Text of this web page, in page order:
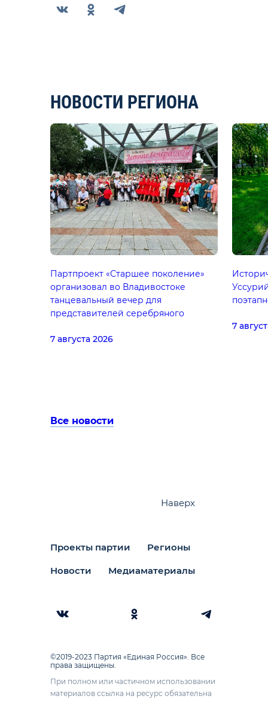
НОВОСТИ РЕГИОНА
Партпроект «Старшее поколение»
организовал во Владивостоке
танцевальный вечер для
представителей серебряного
7 августа 2026
7
Все новости
Проекты партии Регионы
Новости Медиаматериалы
Наверх
©2019-2023 Партия «Единая Россия». Все
права защищены.
При полном или частичном использовании
материалов ссылка на ресурс обязательна